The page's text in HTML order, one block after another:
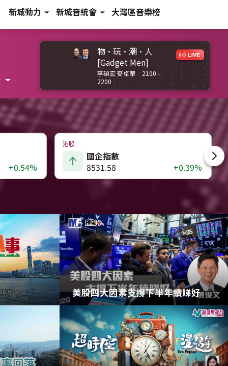
新城動力 新城音統會 大灣區音樂榜
物·玩·潮·人
[Gadget Men]
李碩宏 麥卓華
2100 -
2200
+0.54%
港股
國企指數
8531.58
+0.39%
美股四大因素支撐下半年續睇好